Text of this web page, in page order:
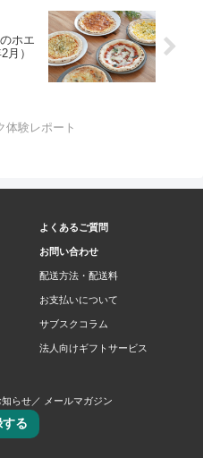
ホエ
）
体験レポート
よくあるご質問
お問い合わせ
配送方法・配送料
お支払いについて
サブスクコラム
法人向けギフトサービス
らせ／ メールマガジン
る